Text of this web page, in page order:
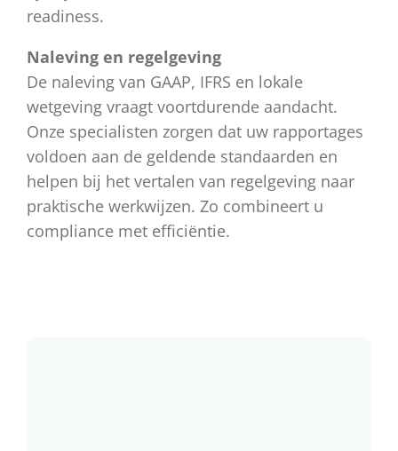
readiness.
Naleving en regelgeving
De naleving van GAAP, IFRS en lokale
wetgeving vraagt voortdurende aandacht.
Onze specialisten zorgen dat uw rapportages
voldoen aan de geldende standaarden en
helpen bij het vertalen van regelgeving naar
praktische werkwijzen. Zo combineert u
compliance met efficiëntie.